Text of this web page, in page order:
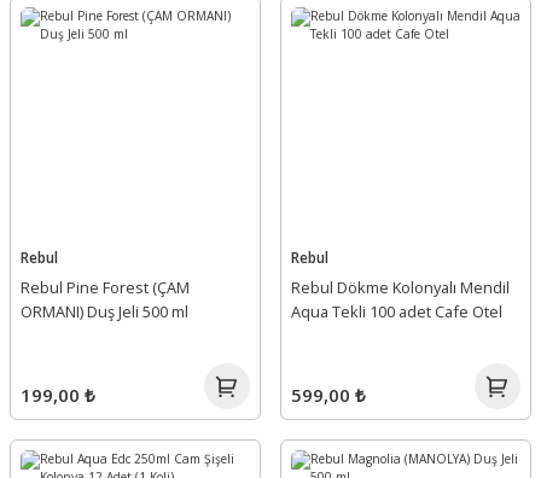
Rebul
Rebul Pine Forest (ÇAM
ORMANI) Duş Jeli 500 ml
199,00 ₺
Rebul
Rebul Dökme Kolonyalı Mendil
Aqua Tekli 100 adet Cafe Otel
599,00 ₺